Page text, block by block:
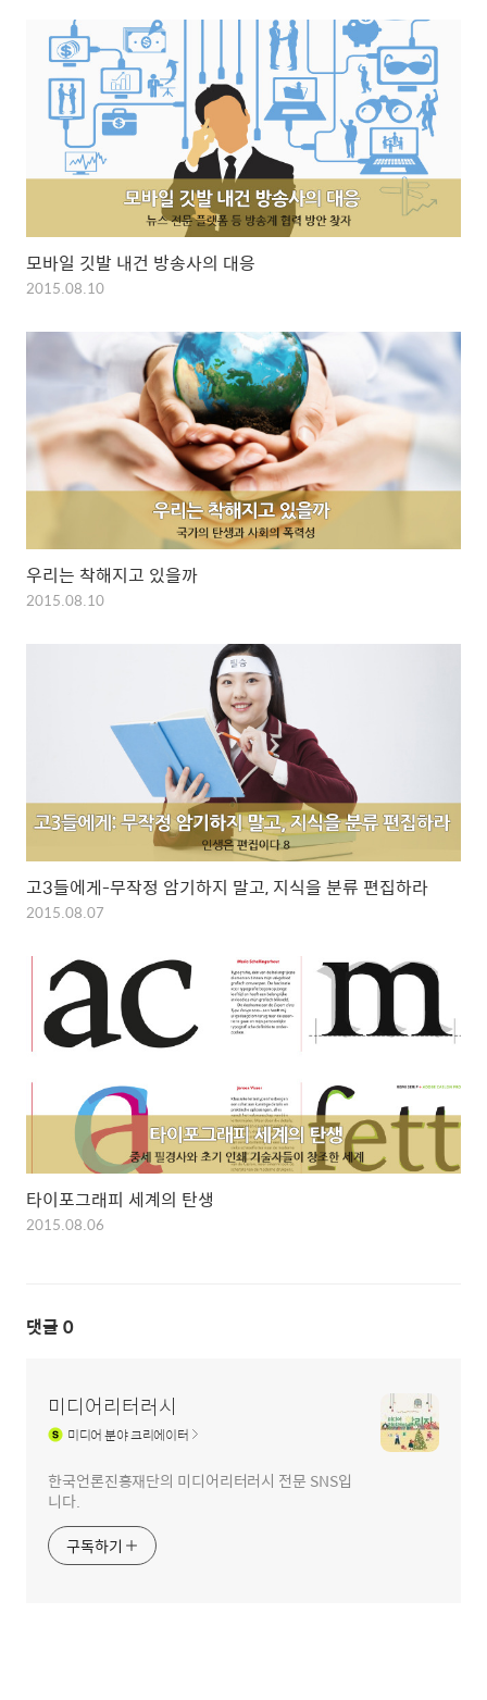
모바일 깃발 내건 방송사의 대응
2015.08.10
우리는 착해지고 있을까
2015.08.10
고3들에게-무작정 암기하지 말고, 지식을 분류 편집하라
2015.08.07
타이포그래피 세계의 탄생
2015.08.06
댓글 0
미디어리터러시
미디어분야 크리에이터
한국언론진흥재단의 미디어리터러시 전문 SNS입
니다.
구독하기